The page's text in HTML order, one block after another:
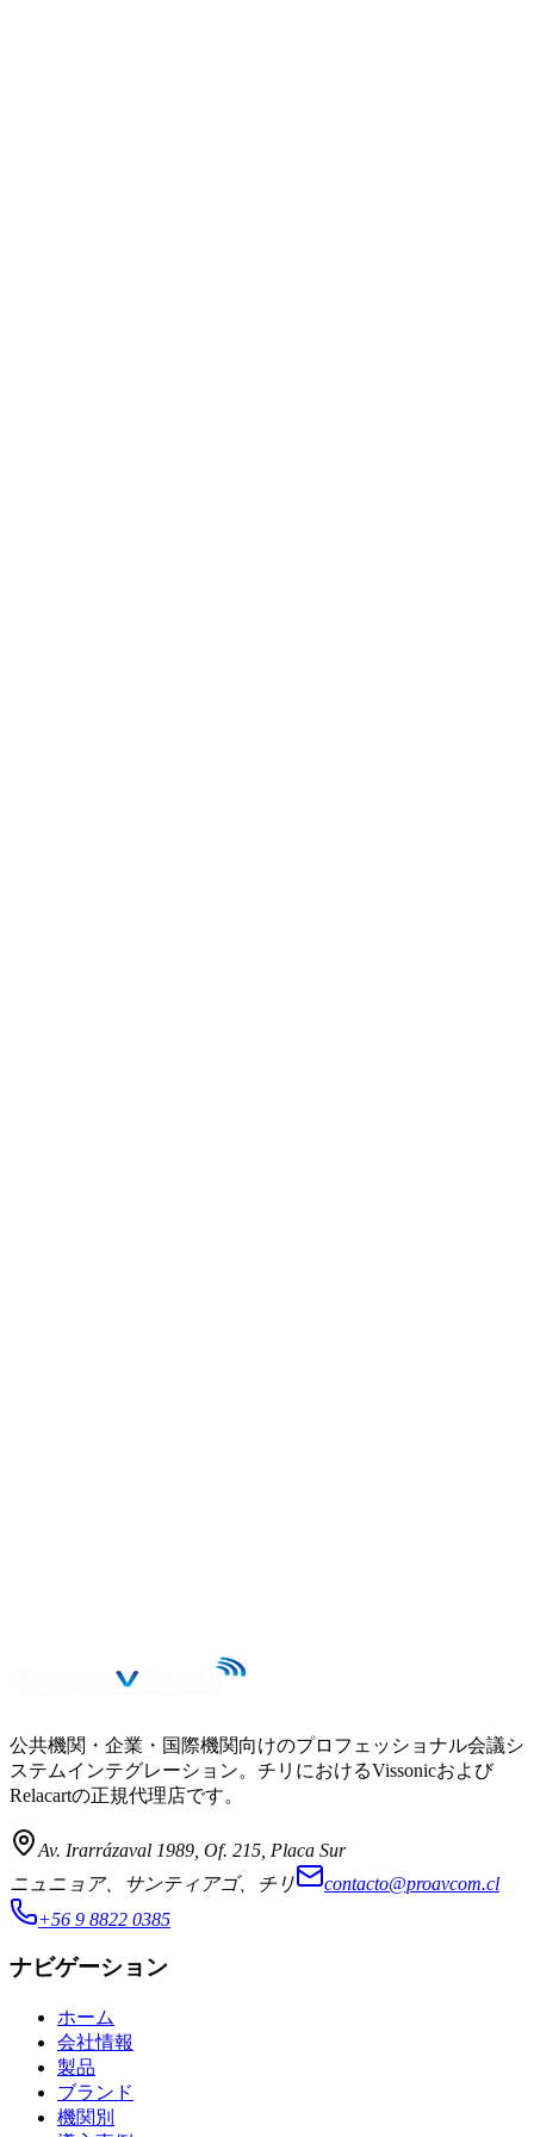
公共機関・企業・国際機関向けのプロフェッショナル会議シ
ステムインテグレーション。チリにおけるVissonicおよび
Relacartの正規代理店です。
Av. Irarrázaval 1989, Of. 215, Placa Sur
ニュニョア、サンティアゴ、チリ
contacto@proavcom.cl
+56 9 8822 0385
ナビゲーション
ホーム
会社情報
製品
ブランド
機関別